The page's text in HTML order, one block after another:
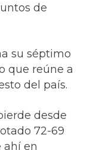
de
su séptimo
que reúne a
del país.
desde
72-69
ahí en